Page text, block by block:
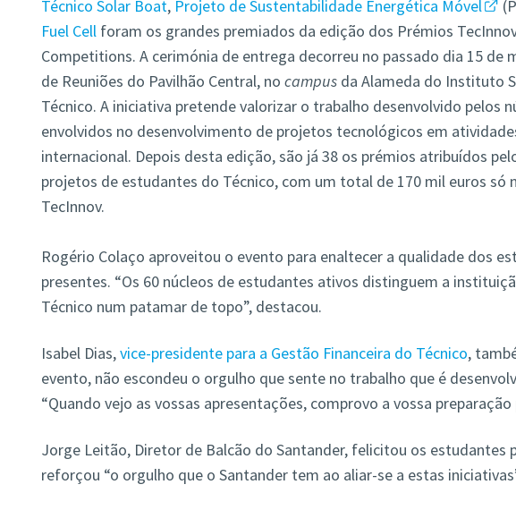
Técnico Solar Boat, Projeto de Sustentabilidade Energética Móvel
Fuel Cellforam os grandes premiados da edição dos Prémios
Competitions. A cerimónia de entrega decorreu no passado dia 15 de
de Reuniões do Pavilhão Central, no campus da Alameda do Instituto
Técnico. A iniciativa pretende valorizar o trabalho desenvolvido pelos
envolvidos no desenvolvimento de projetos tecnológicos em
internacional. Depois desta edição, são já 38 os prémios atribuídos
projetos de estudantes do Técnico, com um total de 170 mil euros só
TecInnov.
Rogério Colaço aproveitou o evento para enaltecer a qualidade dos
presentes. “Os 60 núcleos de estudantes ativos distinguem a
Técnico num patamar de topo”, destacou.
Isabel Dias,vice-presidente para a Gestão Financeira do Técnico,
evento, não escondeu o orgulho que sente no trabalho que é
“Quando vejo as vossas apresentações, comprovo a vossa
Jorge Leitão, Diretor de Balcão do Santander, felicitou os estudantes
reforçou “o orgulho que o Santander tem ao aliar-se a estas